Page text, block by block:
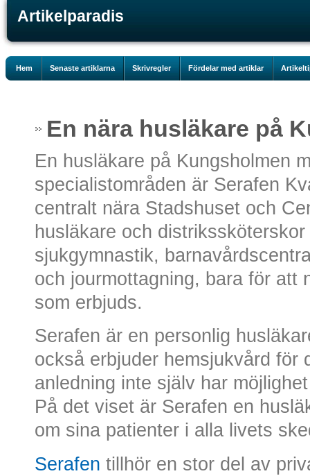
Artikelparadis
Hem Senaste artiklarna Skrivregler Fördelar med artiklar
En nära husläkare på
En husläkare på Kungsholmen
specialistområden är Serafen
centralt nära Stadshuset och
husläkare och
sjukgymnastik,
och jourmottagning, bara för att
som erbjuds.
Serafen är en personlig
också erbjuder hemsjukvård för
anledning inte själv har
På det viset är Serafen en
om sina patienter i alla livets
Serafen tillhör en stor del av